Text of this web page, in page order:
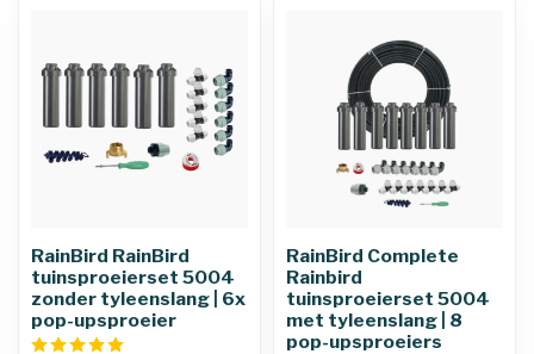
RainBird RainBird
tuinsproeierset 5004
zonder tyleenslang | 6x
pop-upsproeier
RainBird Complete
Rainbird
tuinsproeierset 5004
met tyleenslang | 8
pop-upsproeiers